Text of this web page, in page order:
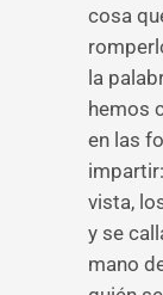
cosa
la
hemos
en las
vista,
y se
mano